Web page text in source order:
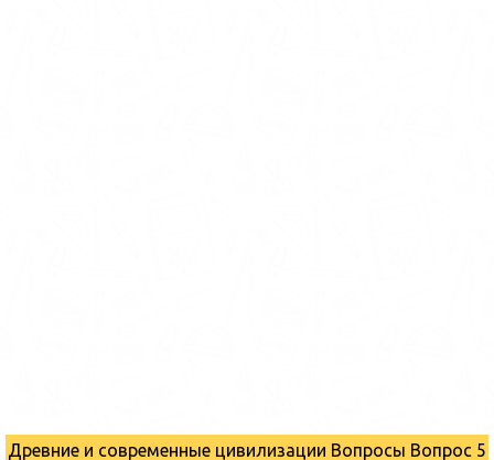
Древние и современные цивилизации Вопросы Вопрос 5